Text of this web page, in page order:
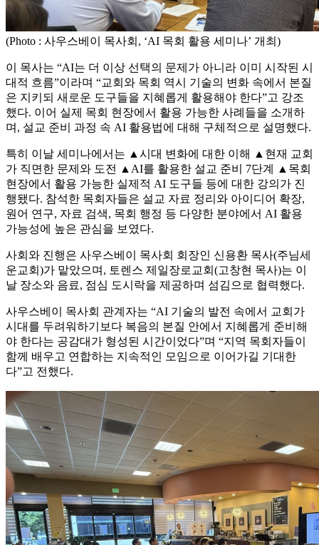
(Photo : 사우스베이 목사회, ‘AI 목회 활용 세미나’ 개최)
이 목사는 “AI는 더 이상 선택의 문제가 아니라 이미 시작된 시
대적 흐름”이라며 “교회와 목회 역시 기술의 변화 속에서 본질
은 지키되 새로운 도구들을 지혜롭게 활용해야 한다”고 강조
했다. 이어 실제 목회 현장에서 활용 가능한 사례들을 소개하
며, 설교 준비 과정 속 AI 활용법에 대해 구체적으로 설명했다.
특히 이날 세미나에서는 ▲시대 변화에 대한 이해 ▲현재 교회
가 직면한 문제와 도전 ▲AI를 활용한 설교 준비 7단계 ▲목회
현장에서 활용 가능한 실제적 AI 도구들 등에 대한 강의가 진
행됐다. 참석한 목회자들은 설교 자료 정리와 아이디어 확장,
원어 연구, 자료 검색, 목회 행정 등 다양한 분야에서 AI 활용
가능성에 높은 관심을 보였다.
사회와 진행은 사우스베이 목사회 회장인 신용환 목사(주님세
운교회)가 맡았으며, 토렌스 제일장로교회(고창현 목사)는 이
날 장소와 음료, 점심 도시락을 제공하며 섬김으로 협력했다.
사우스베이 목사회 관계자는 “AI 기술의 발전 속에서 교회가
시대를 두려워하기보다 복음의 본질 안에서 지혜롭게 준비해
야 한다는 공감대가 형성된 시간이었다”며 “지역 목회자들이
함께 배우고 연합하는 지속적인 모임으로 이어가길 기대한
다”고 전했다.